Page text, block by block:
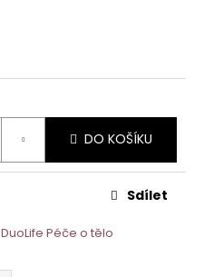
DO KOŠÍKU
DuoLife Péče o tělo
Sdílet